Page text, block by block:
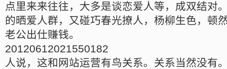
点里来来往往，大多是谈恋爱人等，成双结对
的晒爱人群，又碰巧春光撩人，杨柳生色，顿
老公出仕赚钱。
20120612021550182
人说，这和网站运营有鸟关系。关系当然没有